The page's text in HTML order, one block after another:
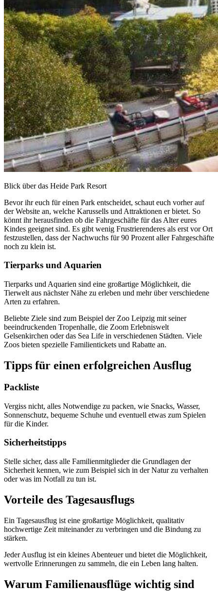
Blick über das Heide Park Resort
Bevor ihr euch für einen Park entscheidet, schaut euch vorher auf
der Website an, welche Karussells und Attraktionen er bietet. So
könnt ihr herausfinden ob die Fahrgeschäfte für das Alter eures
Kindes geeignet sind. Es gibt wenig Frustrierenderes als erst vor Ort
festzustellen, dass der Nachwuchs für 90 Prozent aller Fahrgeschäfte
noch zu klein ist.
Tierparks und Aquarien
Tierparks und Aquarien sind eine großartige Möglichkeit, die
Tierwelt aus nächster Nähe zu erleben und mehr über verschiedene
Arten zu erfahren.
Beliebte Ziele sind zum Beispiel der Zoo Leipzig mit seiner
beeindruckenden Tropenhalle, die Zoom Erlebniswelt
Gelsenkirchen oder das Sea Life in verschiedenen Städten. Viele
Zoos bieten spezielle Familientickets und Rabatte an.
Tipps für einen erfolgreichen Ausflug
Packliste
Vergiss nicht, alles Notwendige zu packen, wie Snacks, Wasser,
Sonnenschutz, bequeme Schuhe und eventuell etwas zum Spielen
für die Kinder.
Sicherheitstipps
Stelle sicher, dass alle Familienmitglieder die Grundlagen der
Sicherheit kennen, wie zum Beispiel sich in der Natur zu verhalten
oder was im Notfall zu tun ist.
Vorteile des Tagesausflugs
Ein Tagesausflug ist eine großartige Möglichkeit, qualitativ
hochwertige Zeit miteinander zu verbringen und die Bindung zu
stärken.
Jeder Ausflug ist ein kleines Abenteuer und bietet die Möglichkeit,
wertvolle Erinnerungen zu sammeln, die ein Leben lang halten.
Warum Familienausflüge wichtig sind